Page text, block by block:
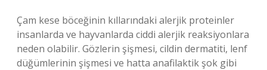
Çam kese böceğinin kıllarındaki alerjik proteinler
insanlarda ve hayvanlarda ciddi alerjik reaksiyonlara
neden olabilir. Gözlerin şişmesi, cildin dermatiti, lenf
düğümlerinin şişmesi ve hatta anafilaktik şok gibi